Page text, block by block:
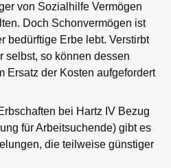
von Sozialhilfe Vermögen
Doch Schonvermögen ist
bedürftige Erbe lebt. Verstirbt
selbst, so können dessen
Ersatz der Kosten aufgefordert
bei Hartz IV Bezug
für Arbeitsuchende) gibt es
die teilweise günstiger